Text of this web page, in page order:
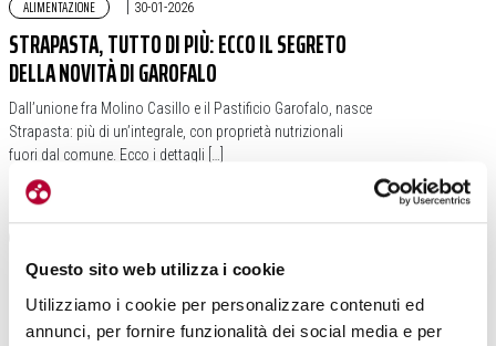
Questo sito web utilizza i cookie
Utilizziamo i cookie per personalizzare contenuti ed
annunci, per fornire funzionalità dei social media e per
ALIMENTAZIONE | 30-01-2026
STRAPASTA, TUTTO DI PIÙ: ECCO IL SEGRETO
DELLA NOVITÀ DI GAROFALO
Dall’unione fra Molino Casillo e il Pastificio Garofalo, nasce
Strapasta: più di un’integrale, con proprietà nutrizionali
fuori dal comune. Ecco i dettagli […]
#PASTA